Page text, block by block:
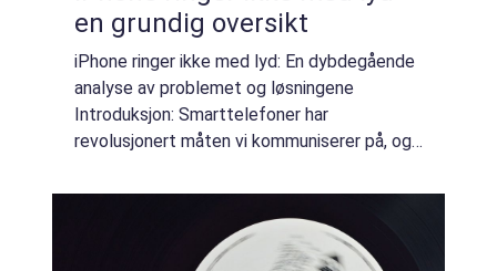
en grundig oversikt
iPhone ringer ikke med lyd: En dybdegående
analyse av problemet og løsningene
Introduksjon: Smarttelefoner har
revolusjonert måten vi kommuniserer på, og
merkene på markedet. Men selv de mest